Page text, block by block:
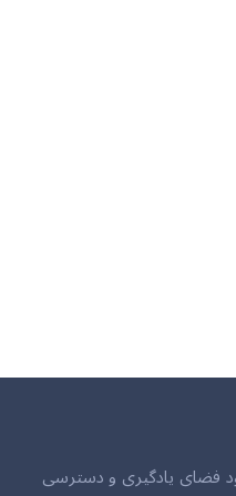
فضای یادگیری و دسترسی